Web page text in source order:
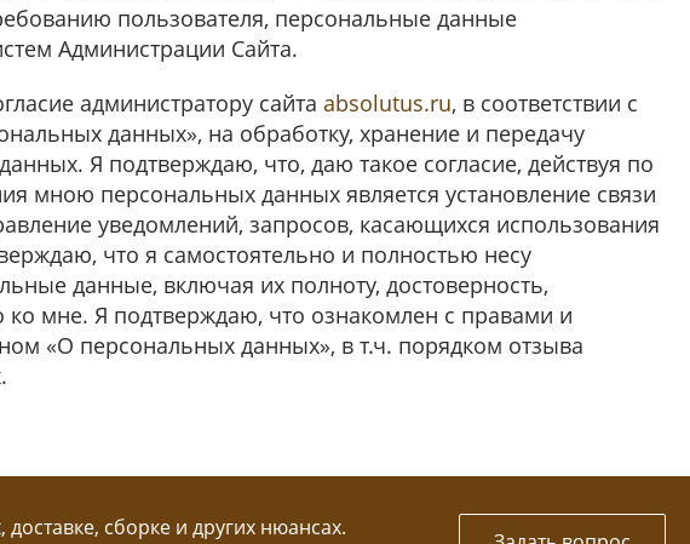
пользователя, персональные данные
Администрации Сайта.
администратору сайта absolutus.ru, в соответствии с
данных», на обработку, хранение и передачу
Я подтверждаю, что, даю такое согласие, действуя по
мною персональных данных является установление связи
уведомлений, запросов, касающихся использования
что я самостоятельно и полностью несу
данные, включая их полноту, достоверность,
мне. Я подтверждаю, что ознакомлен с правами и
«О персональных данных», в т.ч. порядком отзыва
сборке и других нюансах.